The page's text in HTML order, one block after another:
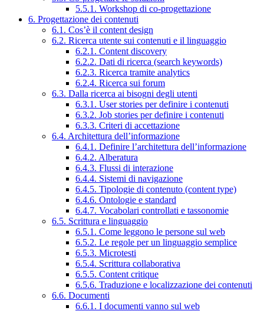
5.5.1. Workshop di co-progettazione
6. Progettazione dei contenuti
6.1. Cos’è il content design
6.2. Ricerca utente sui contenuti e il linguaggio
6.2.1. Content discovery
6.2.2. Dati di ricerca (search keywords)
6.2.3. Ricerca tramite analytics
6.2.4. Ricerca sui forum
6.3. Dalla ricerca ai bisogni degli utenti
6.3.1. User stories per definire i contenuti
6.3.2. Job stories per definire i contenuti
6.3.3. Criteri di accettazione
6.4. Architettura dell’informazione
6.4.1. Definire l’architettura dell’informazione
6.4.2. Alberatura
6.4.3. Flussi di interazione
6.4.4. Sistemi di navigazione
6.4.5. Tipologie di contenuto (content type)
6.4.6. Ontologie e standard
6.4.7. Vocabolari controllati e tassonomie
6.5. Scrittura e linguaggio
6.5.1. Come leggono le persone sul web
6.5.2. Le regole per un linguaggio semplice
6.5.3. Microtesti
6.5.4. Scrittura collaborativa
6.5.5. Content critique
6.5.6. Traduzione e localizzazione dei contenuti
6.6. Documenti
6.6.1. I documenti vanno sul web